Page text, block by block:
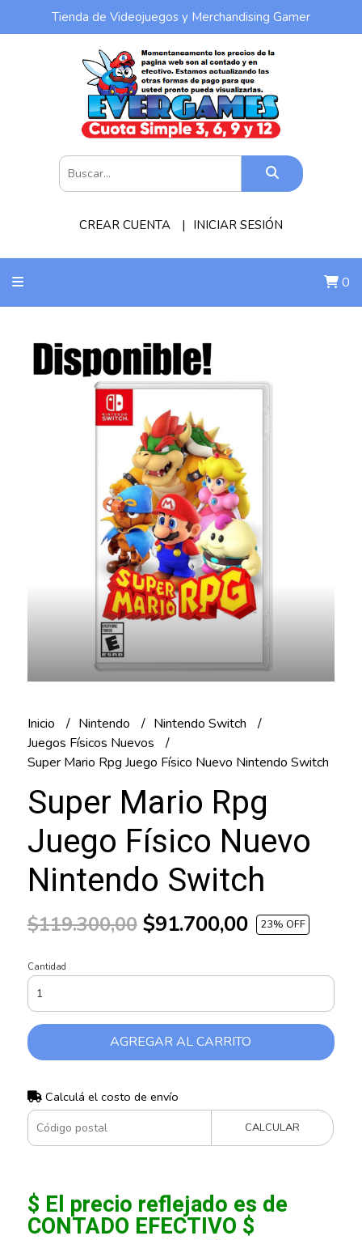
Tienda de Videojuegos y Merchandising Gamer
CREAR CUENTA INICIAR SESIÓN
0
Inicio Nintendo
Nintendo Switch
Juegos Físicos Nuevos
Super Mario Rpg Juego Físico Nuevo Nintendo Switch
Super Mario Rpg
Juego Físico Nuevo
Nintendo Switch
$119.300,00$91.700,00 23% OFF
Cantidad
AGREGAR AL CARRITO
Calculá el costo de envío
CALCULAR
$ El precio reflejado es de
CONTADO EFECTIVO $